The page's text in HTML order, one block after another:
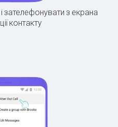
зателефонувати з екрана
контакту